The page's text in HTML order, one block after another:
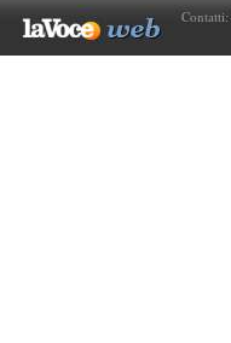
Contatti: